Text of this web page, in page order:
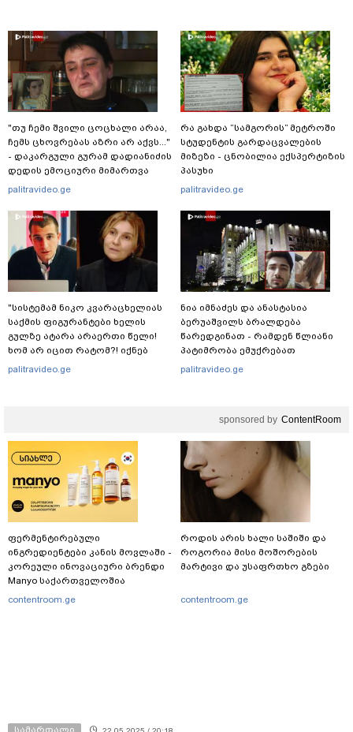
"თუ ჩემი შვილი ცოცხალი არაა,
ჩემს ცხოვრებას აზრი არ აქვს..."
- დაკარგული გურამ დადიანიძის
დედის ემოციური მიმართვა
palitravideo.ge
"სისტემამ ნიკო კვარაცხელიას
საქმის ფიგურანტები ხელის
გულზე ატარა არაერთი წელი!
ხომ არ იცით რატომ?! იქნებ
იმიტომ რომ თავად
palitravideo.ge
რა გახდა “სამგორის” მეტროში
სტუდენტის გარდაცვალების
მიზეზი - ცნობილია ექსპერტიზის
პასუხი
palitravideo.ge
ნია იმნაძეს და ანასტასია
ბერუაშვილს ბრალდება
წარედგინათ - რამდენ წლიანი
პატიმრობა ემუქრებათ
არასრულწლოვნებს?
palitravideo.ge
sponsored by ContentRoom
ფერმენტირებული
ინგრედიენტები კანის მოვლაში -
კორეული ინოვაციური ბრენდი
Manyo საქართველოშია
contentroom.ge
როდის არის ხალი საშიში და
როგორია მისი მოშორების
მარტივი და უსაფრთხო გზები
contentroom.ge